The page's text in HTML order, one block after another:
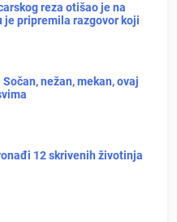
reza otišao je na
je pripremila razgovor koji
nežan, mekan, ovaj
12 skrivenih životinja